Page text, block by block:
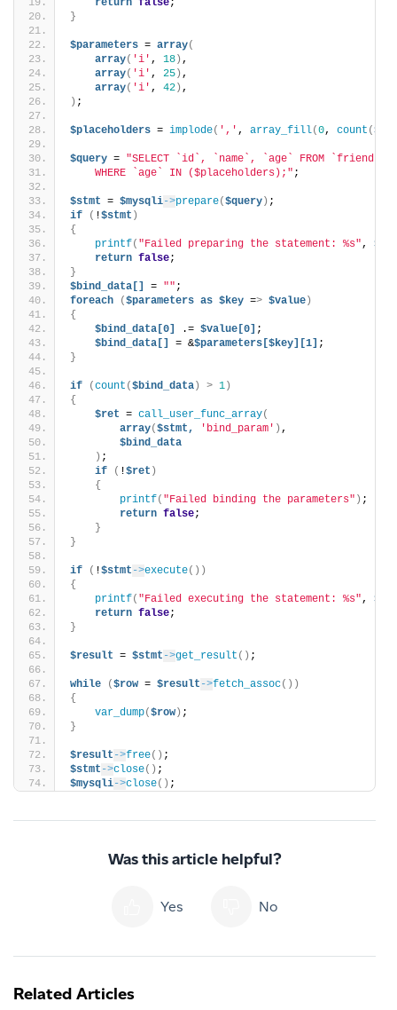
return false;
}
$parameters = array(
array( 'i' , 18 ) ,
array( 'i' , 25 ) ,
array( 'i' , 42 ) ,
) ;
$placeholders = implode( ',' , array_fill(0, count (
$query = "SELECT `id`, `name`, `age` FROM `friends`
    WHERE `age` IN ($placeholders);"
;
$stmt = $mysqli->prepare($query ) ;
if
( !$stmt )
{
printf( "Failed preparing the statement: %s",
return false;
}
$bind_data[]
= "" ;
foreach
($parameters as $key => $value )
{
$bind_data[0]
.= $value[0] ;
$bind_data[]
= &$parameters[$key][1] ;
}
if (count ($bind_data ) > 1 )
{
$ret = call_user_func_array(
array($stmt, 'bind_param' ) ,
$bind_data
) ;
if
( !$ret )
{
printf( "Failed binding the parameters" ) ;
return false;
}
}
if ( !$stmt ->execute())
{
printf( "Failed executing the statement: %s",
return false;
}
$result = $stmt ->get_result () ;
while ($row = $result ->fetch_assoc())
{
var_dump($row ) ;
}
$result ->free() ;
$stmt ->close() ;
$mysqli->close() ;
Was this article helpful?
Yes No
Related Articles